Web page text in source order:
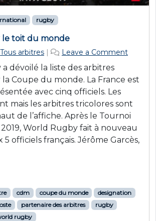
rugby
le toit du monde
Tous arbitres | Leave a Comment
dévoilé la liste des arbitres
Coupe du monde. La France est
avec cinq officiels. Les
mais les arbitres tricolores sont
de l’affiche. Après le Tournoi
2019, World Rugby fait à nouveau
officiels français. Jérôme Garcès,
cdm coupe du monde
designation
partenaire des arbitres
rugby
rugby